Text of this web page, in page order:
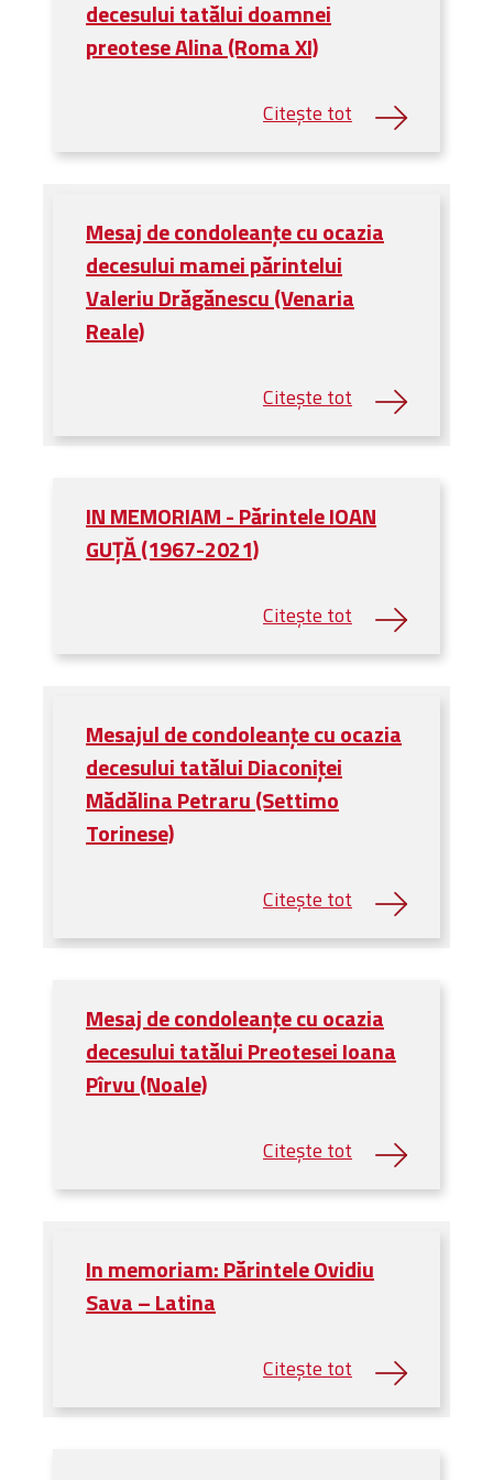
Bibliotecă
Resurse multimedia
Din viața „familiei”
CSDE
Lectura Lunii
Prezentarea
Parohiilor
decesului tatălui doamnei
preotese Alina (Roma XI)
Mesaj de condoleanțe cu ocazia
decesului mamei părintelui
Valeriu Drăgănescu (Venaria
Reale)
IN MEMORIAM - Părintele IOAN
GUŢĂ (1967-2021)
Mesajul de condoleanțe cu ocazia
decesului tatălui Diaconiței
Mădălina Petraru (Settimo
Torinese)
Mesaj de condoleanțe cu ocazia
decesului tatălui Preotesei Ioana
Pîrvu (Noale)
In memoriam: Părintele Ovidiu
Sava – Latina